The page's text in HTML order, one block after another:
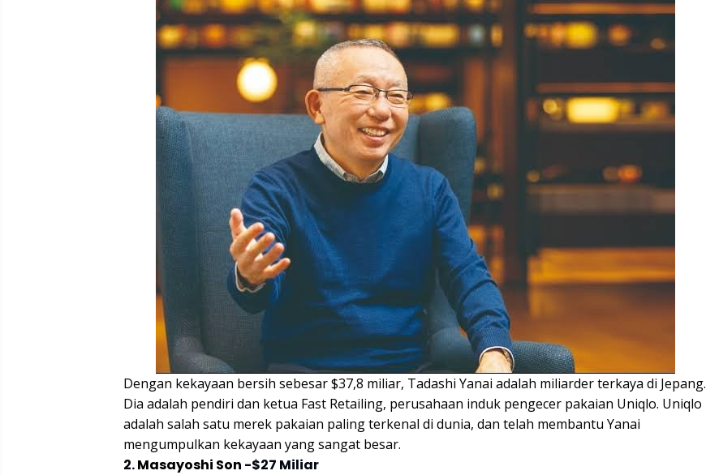
Dengan kekayaan bersih sebesar $37,8 miliar, Tadashi Yanai adalah miliarder terkaya di Jepang.
Dia adalah pendiri dan ketua Fast Retailing, perusahaan induk pengecer pakaian Uniqlo. Uniqlo
adalah salah satu merek pakaian paling terkenal di dunia, dan telah membantu Yanai
mengumpulkan kekayaan yang sangat besar.
2.Masayoshi Son -$27 Miliar